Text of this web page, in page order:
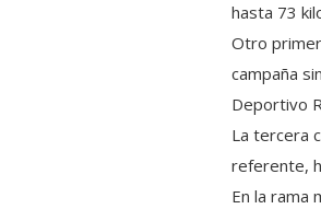
hasta 73
Otro
campaña
Deportivo
La tercera
referente,
En la rama